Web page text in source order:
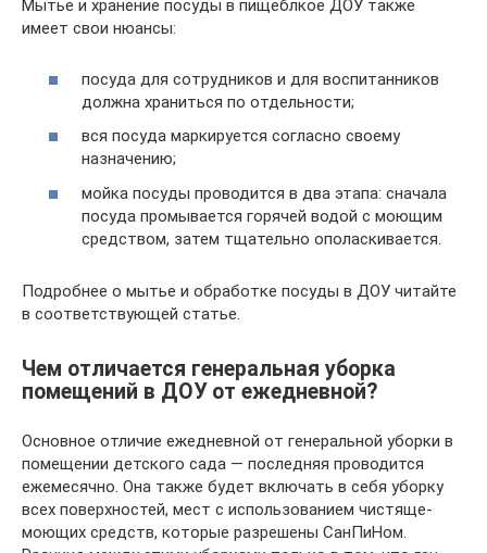
Мытье и хранение посуды в пищеблкое ДОУ также
имеет свои нюансы:
посуда для сотрудников и для воспитанников
должна храниться по отдельности;
вся посуда маркируется согласно своему
назначению;
мойка посуды проводится в два этапа: сначала
посуда промывается горячей водой с моющим
средством, затем тщательно ополаскивается.
Подробнее о мытье и обработке посуды в ДОУ читайте
в соответствующей статье.
Чем отличается генеральная уборка
помещений в ДОУ от ежедневной?
Основное отличие ежедневной от генеральной уборки в
помещении детского сада — последняя проводится
ежемесячно. Она также будет включать в себя уборку
всех поверхностей, мест с использованием чистяще-
моющих средств, которые разрешены СанПиНом.